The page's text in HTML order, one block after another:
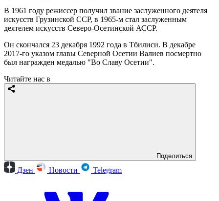
В 1961 году режиссер получил звание заслуженного деятеля
искусств Грузинской ССР, в 1965-м стал заслуженным
деятелем искусств Северо-Осетинской АССР.
Он скончался 23 декабря 1992 года в Тбилиси. В декабре
2017-го указом главы Северной Осетии Валиев посмертно
был награжден медалью "Во Славу Осетии".
Читайте нас в
Поделиться
Дзен Новости Telegram